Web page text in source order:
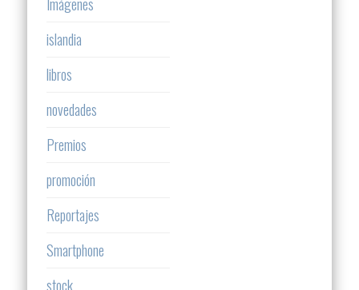
Imágenes
islandia
libros
novedades
Premios
promoción
Reportajes
Smartphone
stock